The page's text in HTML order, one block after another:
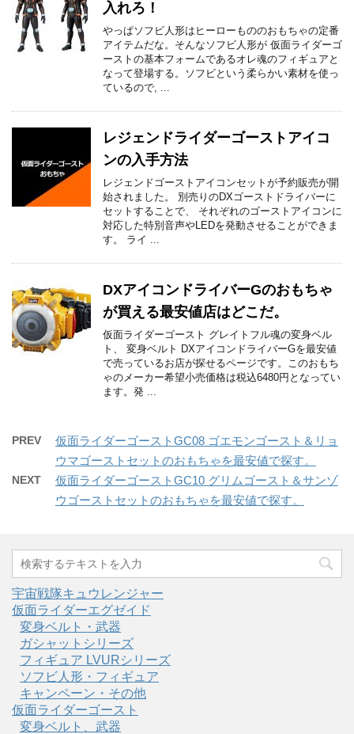
入れろ！
やっぱソフビ人形はヒーローもののおもちゃの定番
アイテムだな。そんなソフビ人形が 仮面ライダーゴ
ーストの基本フォームであるオレ魂のフィギュアと
なって登場する。ソフビという柔らかい素材を使っ
ているので, ...
レジェンドライダーゴーストアイコ
ンの入手方法
レジェンドゴーストアイコンセットが予約販売が開
始されました。 別売りのDXゴーストドライバーに
セットすることで、 それぞれのゴーストアイコンに
対応した特別音声やLEDを発動させることができま
す。 ライ ...
DXアイコンドライバーGのおもちゃ
が買える最安値店はどこだ。
仮面ライダーゴースト グレイトフル魂の変身ベル
ト、 変身ベルト DXアイコンドライバーGを最安値
で売っているお店が探せるページです。このおもち
ゃのメーカー希望小売価格は税込6480円となってい
ます。発 ...
PREV
仮面ライダーゴーストGC08 ゴエモンゴースト＆リョ
ウマゴーストセットのおもちゃを最安値で探す。
NEXT
仮面ライダーゴーストGC10 グリムゴースト＆サンゾ
ウゴーストセットのおもちゃを最安値で探す。
宇宙戦隊キュウレンジャー
仮面ライダーエグゼイド
変身ベルト・武器
ガシャットシリーズ
フィギュア LVURシリーズ
ソフビ人形・フィギュア
キャンペーン・その他
仮面ライダーゴースト
変身ベルト、武器